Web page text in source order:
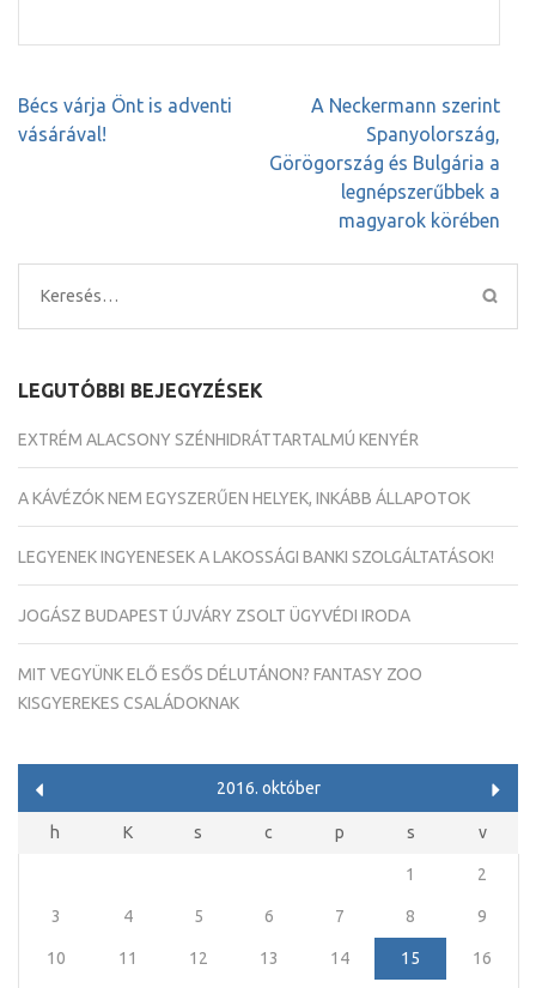
Bejegyzés
navigáció
Bécs várja Önt is adventi
vásárával!
A Neckermann szerint
Spanyolország,
Görögország és Bulgária a
legnépszerűbbek a
magyarok körében
Keresés:
LEGUTÓBBI BEJEGYZÉSEK
EXTRÉM ALACSONY SZÉNHIDRÁTTARTALMÚ KENYÉR
A KÁVÉZÓK NEM EGYSZERŰEN HELYEK, INKÁBB ÁLLAPOTOK
LEGYENEK INGYENESEK A LAKOSSÁGI BANKI SZOLGÁLTATÁSOK!
JOGÁSZ BUDAPEST ÚJVÁRY ZSOLT ÜGYVÉDI IRODA
MIT VEGYÜNK ELŐ ESŐS DÉLUTÁNON? FANTASY ZOO
KISGYEREKES CSALÁDOKNAK
2016. október
h K s c p s v
1 2
3 4 5 6 7 8 9
10 11 12 13 14 15 16